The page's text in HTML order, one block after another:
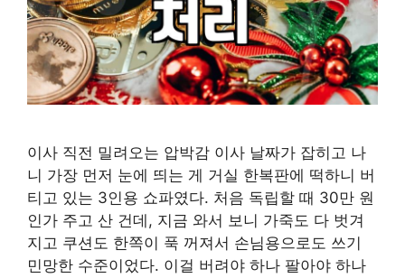
이사 직전 밀려오는 압박감 이사 날짜가 잡히고 나
니 가장 먼저 눈에 띄는 게 거실 한복판에 떡하니 버
티고 있는 3인용 쇼파였다. 처음 독립할 때 30만 원
인가 주고 산 건데, 지금 와서 보니 가죽도 다 벗겨
지고 쿠션도 한쪽이 푹 꺼져서 손님용으로도 쓰기
민망한 수준이었다. 이걸 버려야 하나 팔아야 하나